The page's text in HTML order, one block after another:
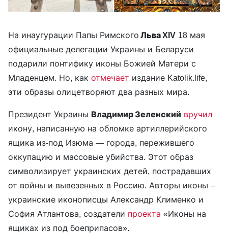
На инаугурации Папы Римского Льва XIV 18 мая
официальные делегации Украины и Беларуси
подарили понтифику иконы Божией Матери с
Младенцем. Но, как отмечает издание Katolik.life,
эти образы олицетворяют два разных мира.
Президент Украины Владимир Зеленский вручил
икону, написанную на обломке артиллерийского
ящика из-под Изюма — города, пережившего
оккупацию и массовые убийства. Этот образ
символизирует украинских детей, пострадавших
от войны и вывезенных в Россию. Авторы иконы –
украинские иконописцы Александр Клименко и
София Атлантова, создатели проекта «Иконы на
ящиках из под боеприпасов».